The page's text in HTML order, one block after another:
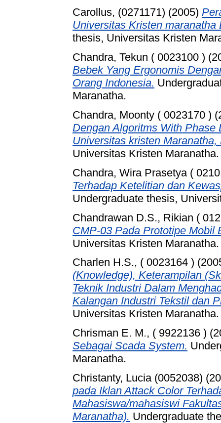
Carollus, (0271171) (2005)
Universitas Kristen maranatha
thesis, Universitas Kristen
Chandra, Tekun ( 0023100 )
Bebek Yang Ergonomis
Orang Indonesia.
Maranatha.
Chandra, Moonty ( 0023170 )
Dengan Algoritms With
Universitas kristen Maranatha,
Universitas Kristen Maranatha.
Chandra, Wira Prasetya (
Terhadap Ketelitian dan
Undergraduate thesis,
Chandrawan D.S., Rikian (
CMP-03 Pada Prototipe Mobil
Universitas Kristen Maranatha.
Charlen H.S., ( 0023164 )
(Knowledge), Keterampilan
Teknik Industri Dalam
Kalangan Industri Tekstil dan
Universitas Kristen Maranatha.
Chrisman E. M., ( 9922136 )
Sebagai Scada System.
Maranatha.
Christanty, Lucia (0052038)
pada Iklan Attack Color
Mahasiswa/mahasiswi
Maranatha). Undergraduate